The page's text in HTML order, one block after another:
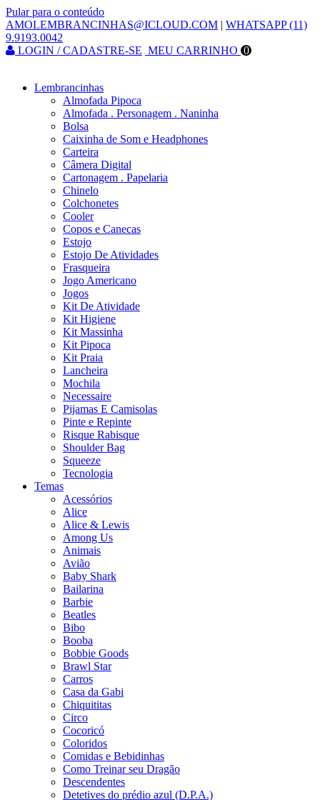
Pular para o conteúdo
AMOLEMBRANCINHAS@ICLOUD.COM | WHATSAPP (11)
9.9193.0042
LOGIN / CADASTRE-SE MEU CARRINHO 0
Lembrancinhas
Almofada Pipoca
Almofada . Personagem . Naninha
Bolsa
Caixinha de Som e Headphones
Carteira
Câmera Digital
Cartonagem . Papelaria
Chinelo
Colchonetes
Cooler
Copos e Canecas
Estojo
Estojo De Atividades
Frasqueira
Jogo Americano
Jogos
Kit De Atividade
Kit Higiene
Kit Massinha
Kit Pipoca
Kit Praia
Lancheira
Mochila
Necessaire
Pijamas E Camisolas
Pinte e Repinte
Risque Rabisque
Shoulder Bag
Squeeze
Tecnologia
Temas
Acessórios
Alice
Alice & Lewis
Among Us
Animais
Avião
Baby Shark
Bailarina
Barbie
Beatles
Bibo
Booba
Bobbie Goods
Brawl Star
Carros
Casa da Gabi
Chiquititas
Circo
Cocoricó
Coloridos
Comidas e Bebidinhas
Como Treinar seu Dragão
Descendentes
Detetives do prédio azul (D.P.A.)